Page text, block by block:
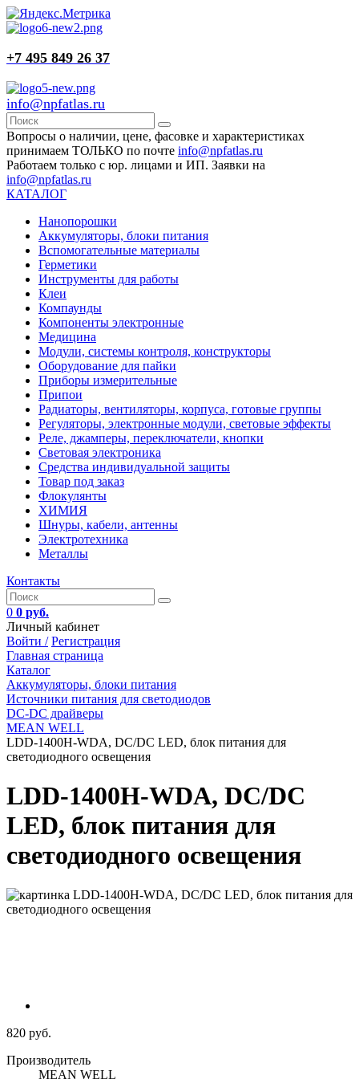
+7 495 849 26 37
info@npfatlas.ru
Вопросы о наличии, цене, фасовке и характеристиках
принимаем ТОЛЬКО по почте info@npfatlas.ru
Работаем только с юр. лицами и ИП. Заявки на
info@npfatlas.ru
КАТАЛОГ
Нанопорошки
Аккумуляторы, блоки питания
Вспомогательные материалы
Герметики
Инструменты для работы
Клеи
Компаунды
Компоненты электронные
Медицина
Модули, системы контроля, конструкторы
Оборудование для пайки
Приборы измерительные
Припои
Радиаторы, вентиляторы, корпуса, готовые группы
Регуляторы, электронные модули, световые эффекты
Реле, джамперы, переключатели, кнопки
Световая электроника
Средства индивидуальной защиты
Товар под заказ
Флокулянты
ХИМИЯ
Шнуры, кабели, антенны
Электротехника
Металлы
Контакты
0 0 руб.
Личный кабинет
Войти / Регистрация
Главная страница
Каталог
Аккумуляторы, блоки питания
Источники питания для светодиодов
DC-DC драйверы
MEAN WELL
LDD-1400H-WDA, DC/DC LED, блок питания для
светодиодного освещения
LDD-1400H-WDA, DC/DC
LED, блок питания для
светодиодного освещения
820 руб.
Производитель
MEAN WELL